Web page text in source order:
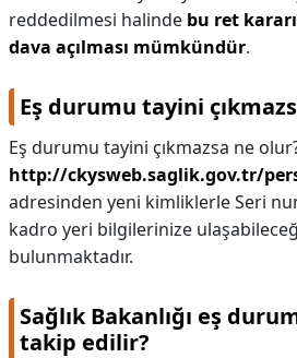
reddedilmesi halinde bu ret
dava açılması mümkündür.
Eş durumu tayini
Eş durumu tayini çıkmazsa ne
http://ckysweb.saglik.gov.tr/
adresinden yeni kimliklerle Seri
kadro yeri bilgilerinize
bulunmaktadır.
Sağlık Bakanlığı eş
takip edilir?